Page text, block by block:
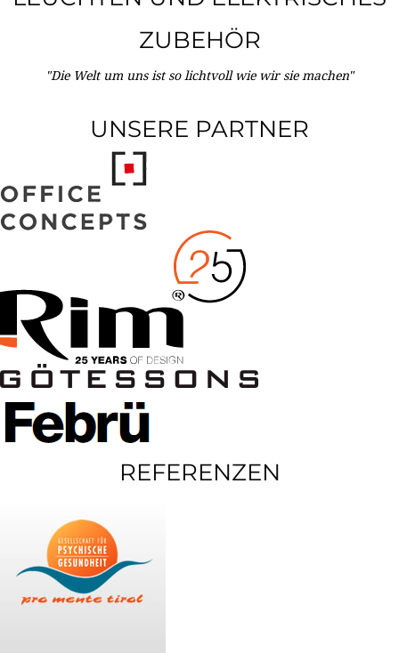
ZUBEHÖR
"Die Welt um uns ist so lichtvoll wie wir sie machen"
UNSERE PARTNER
REFERENZEN